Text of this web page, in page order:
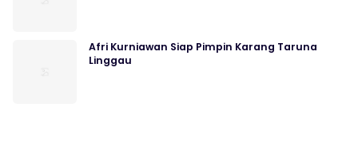
Afri Kurniawan Siap Pimpin Karang Taruna
Linggau